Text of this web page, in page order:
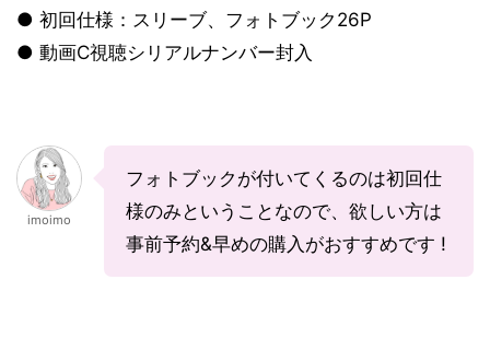
● 初回仕様：スリーブ、フォトブック26P
● 動画C視聴シリアルナンバー封入
imoimo
フォトブックが付いてくるのは初回仕
様のみということなので、欲しい方は
事前予約&早めの購入がおすすめです !